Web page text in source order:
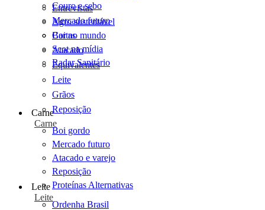
Entrevistas
Agro sustentável
Cartas
Scot na mídia
Radar Sanitário
Couro e sebo
Mercado futuro
Boi no mundo
Atacado
Equivalentes
Leite
Grãos
Reposição
Carne
Carne
Boi gordo
Mercado futuro
Atacado e varejo
Reposição
Proteínas Alternativas
Leite
Leite
Ordenha Brasil